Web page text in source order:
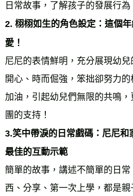
日常故事，了解孩子的發展行為
2. 栩栩如生的角色設定：這個
愛！
尼尼的表情鮮明，充分展現幼
開心、時而倔強，笨拙卻努力
加油，引起幼兒們無限的共鳴
團的支持！
3.笑中帶淚的日常戲碼：尼尼和
最佳的互動示範
簡單的故事，講述不簡單的日
西、分享、第一次上學，都是